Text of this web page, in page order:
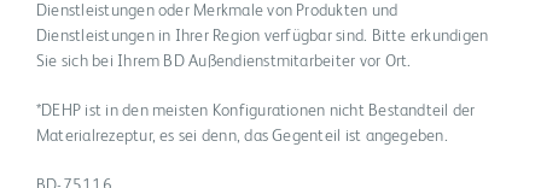
Dienstleistungen oder Merkmale von Produkten und
Dienstleistungen in Ihrer Region verfügbar sind. Bitte erkundigen
Sie sich bei Ihrem BD Außendienstmitarbeiter vor Ort.
*DEHP ist in den meisten Konfigurationen nicht Bestandteil der
Materialrezeptur, es sei denn, das Gegenteil ist angegeben.